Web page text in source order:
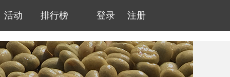
动 排行榜 登录 注册